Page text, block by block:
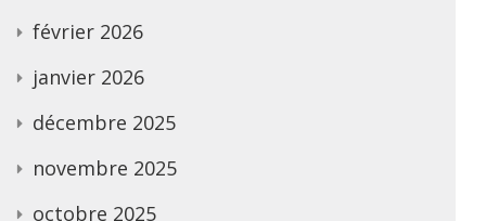
février 2026
janvier 2026
décembre 2025
novembre 2025
octobre 2025